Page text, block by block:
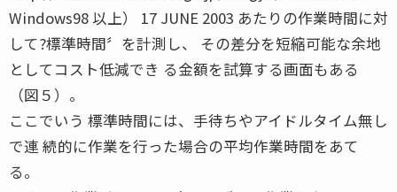
Windows98 以上） 17 JUNE 2003 あたりの作業時間に対
して?標準時間〞を計測し、 その差分を短縮可能な余地
としてコスト低減でき る金額を試算する画面もある
（図５）。
ここでいう 標準時間には、手待ちやアイドルタイム無し
で連 続的に作業を行った場合の平均作業時間をあて
る。